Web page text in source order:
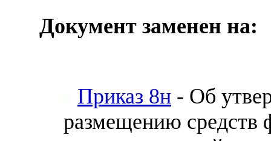
Документ заменен на:
Приказ 8н - Об
размещению средств